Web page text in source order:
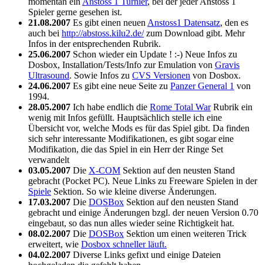
Spieler gerne gesehen ist.
21.08.2007 Es gibt einen neuen Anstoss1 Datensatz, den es
auch bei http://abstoss.kilu2.de/zum Download gibt. Mehr
Infos in der entsprechenden Rubrik.
25.06.2007 Schon wieder ein Update ! :-) Neue Infos zu
Dosbox, Installation/Tests/Info zur Emulation von Gravis
Ultrasound. Sowie Infos zu CVS Versionen von Dosbox.
24.06.2007 Es gibt eine neue Seite zu Panzer General 1 von
1994.
28.05.2007 Ich habe endlich die Rome Total WarRubrik ein
wenig mit Infos gefüllt. Hauptsächlich stelle ich eine
Übersicht vor, welche Mods es für das Spiel gibt. Da finden
sich sehr interessante Modifikationen, es gibt sogar eine
Modifikation, die das Spiel in ein Herr der Ringe Set
verwandelt
03.05.2007 Die X-COM Sektion auf den neusten Stand
gebracht (Pocket PC). Neue Links zu Freeware Spielen in der
Spiele Sektion. So wie kleine diverse Änderungen.
17.03.2007 Die DOSBox Sektion auf den neusten Stand
gebracht und einige Änderungen bzgl. der neuen Version 0.70
eingebaut, so das nun alles wieder seine Richtigkeit hat.
08.02.2007 Die DOSBox Sektion um einen weiteren Trick
erweitert, wie Dosbox schneller läuft.
04.02.2007 Diverse Links gefixt und einige Dateien